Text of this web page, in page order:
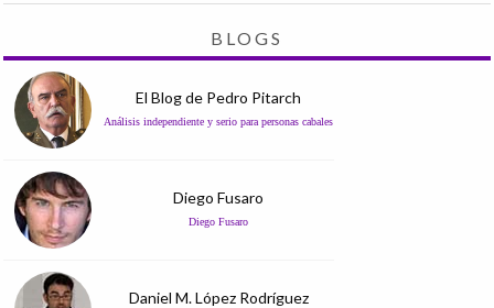
BLOGS
El Blog de Pedro Pitarch
Análisis independiente y serio para personas cabales
Diego Fusaro
Diego Fusaro
Daniel M. López Rodríguez